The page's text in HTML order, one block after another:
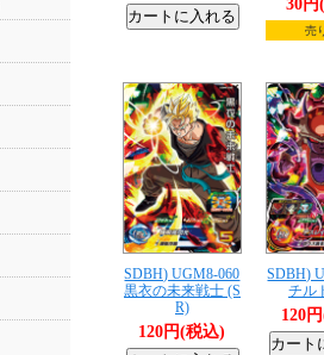
30円
売
SDBH) UGM8-060
黒衣の未来戦士 (S
R)
120円(税込)
SDBH)
チル
120